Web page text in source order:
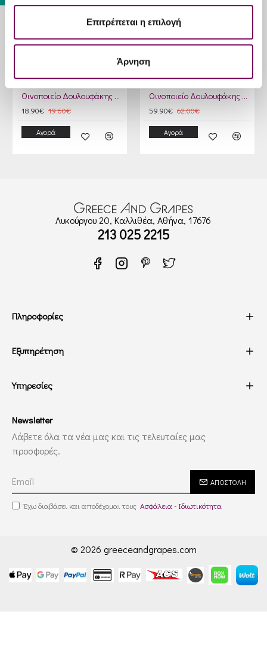
Επιτρέπεται η επιλογή
Άρνηση
Οινοποιείο Δουλουφάκης Sparkling Brut
18.90€ 19.60€
Αγορά
D '16
(90)
Οινοποιείο Δουλουφάκης Δάφνιος Βιδιανό Κάθετη Συλλογή (Συλλεκτική κασετίνα)
59.90€ 62.00€
Αγορά
Λυκούργου 20, Καλλιθέα, Αθήνα, 17676
213 025 2215
Πληροφορίες
Εξυπηρέτηση
Υπηρεσίες
Newsletter
Λάβετε όλα τα νέα μας και τις τελευταίες μας
προσφορές.
ΑΠΟΣΤΟΛΉ
Έχω διαβάσει και αποδέχομαι τους Ασφάλεια - Ιδιωτικότητα
© 2026 greeceandgrapes.com